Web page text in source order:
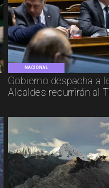
NACIONAL
Gobierno despacha a
Alcaldes recurrirán al